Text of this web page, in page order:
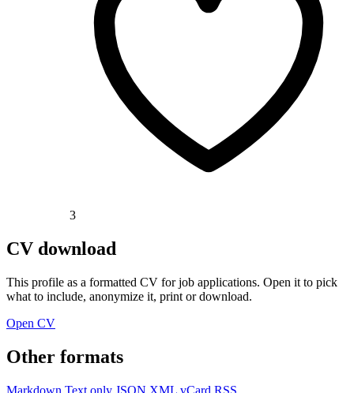
3
CV download
This profile as a formatted CV for job applications. Open it to pick
what to include, anonymize it, print or download.
Open CV
Other formats
Markdown Text only JSON XML vCard RSS